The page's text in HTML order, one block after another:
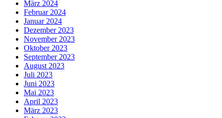
März 2024
Februar 2024
Januar 2024
Dezember 2023
November 2023
Oktober 2023
September 2023
August 2023
Juli 2023
Juni 2023
Mai 2023
April 2023
März 2023